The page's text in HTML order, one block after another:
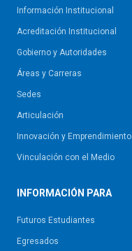
Información Institucional
Acreditación Institucional
Gobierno y Autoridades​
Áreas y Carreras
Sedes
Articulación
Innovación y Emprendimiento
Vinculación con el Medio
INFORMACIÓN PARA
Futuros Estudiantes
Egresados